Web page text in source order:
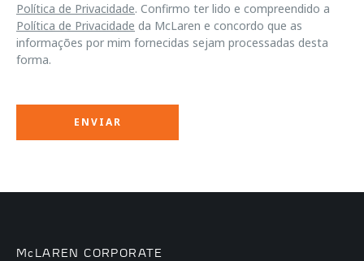
Política de Privacidade. Confirmo ter lido e compreendido a
Política de Privacidade da McLaren e concordo que as
informações por mim fornecidas sejam processadas desta
forma.
McLAREN CORPORATE